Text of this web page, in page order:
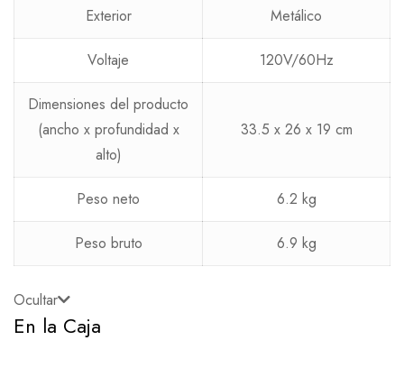
Exterior Metálico
Voltaje 120V/60Hz
Dimensiones del producto
(ancho x profundidad x
alto)
33.5 x 26 x 19 cm
Peso neto 6.2 kg
Peso bruto 6.9 kg
Ocultar
En la Caja